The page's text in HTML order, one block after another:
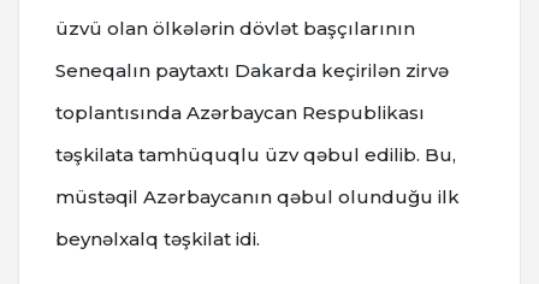
üzvü olan ölkələrin dövlət başçılarının
Seneqalın paytaxtı Dakarda keçirilən zirvə
toplantısında Azərbaycan Respublikası
təşkilata tamhüquqlu üzv qəbul edilib. Bu,
müstəqil Azərbaycanın qəbul olunduğu ilk
beynəlxalq təşkilat idi.